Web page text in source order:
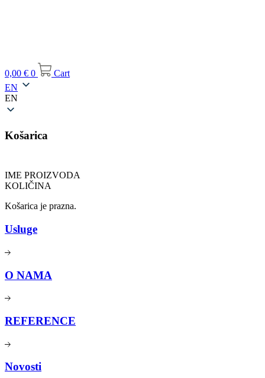
0,00 € 0
Cart
EN
EN
Košarica
IME PROIZVODA
KOLIČINA
Košarica je prazna.
Usluge
O NAMA
REFERENCE
Novosti